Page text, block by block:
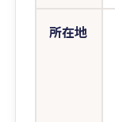
所在地